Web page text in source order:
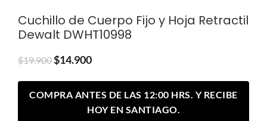
Cuchillo de Cuerpo Fijo y Hoja Retractil
Dewalt DWHT10998
$19.900$14.900
COMPRA ANTES DE LAS 12:00 HRS. Y RECIBE
HOY EN SANTIAGO.